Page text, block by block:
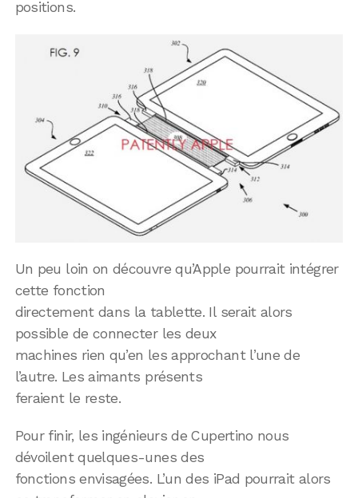
positions.
Un peu loin on découvre qu’Apple pourrait intégrer
cette fonction
directement dans la tablette. Il serait alors
possible de connecter les deux
machines rien qu’en les approchant l’une de
l’autre. Les aimants présents
feraient le reste.
Pour finir, les ingénieurs de Cupertino nous
dévoilent quelques-unes des
fonctions envisagées. L’un des iPad pourrait alors